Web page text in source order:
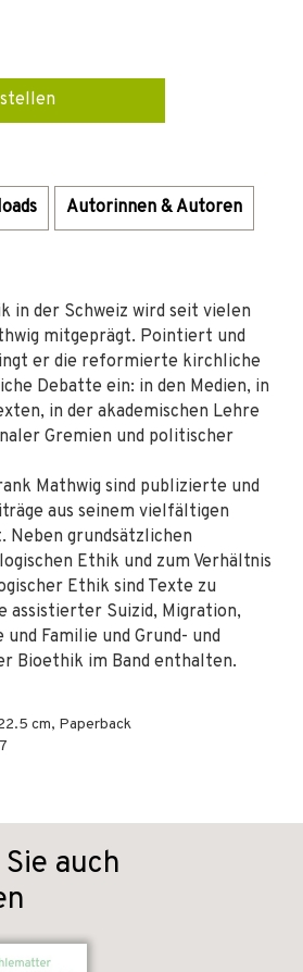
Autorinnen & Autoren
in der Schweiz wird seit vielen
mitgeprägt. Pointiert und
er die reformierte kirchliche
Debatte ein: in den Medien, in
in der akademischen Lehre
Gremien und politischer
Mathwig sind publizierte und
aus seinem vielfältigen
Neben grundsätzlichen
Ethik und zum Verhältnis
Ethik sind Texte zu
assistierter Suizid, Migration,
Familie und Grund- und
Bioethik im Band enthalten.
cm, Paperback
auch